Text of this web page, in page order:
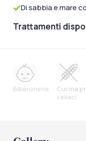
Di sabbia e mare
Trattamenti
Biberoneria
Cucina
celiaci